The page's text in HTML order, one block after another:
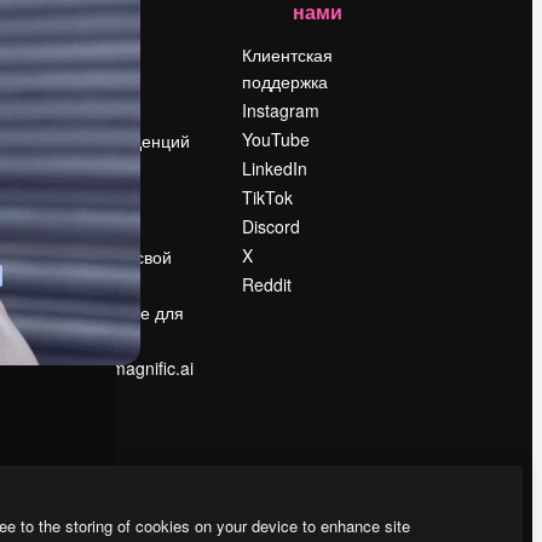
О нас
Reviews
Вакансии
Поиск тенденций
Блог
Slidesgo
Продайте свой
контент
Помещение для
прессы
Ищете magnific.ai
нами
Клиентская
поддержка
Instagram
YouTube
LinkedIn
TikTok
Discord
X
Reddit
to the storing of cookies on your device to enhance site